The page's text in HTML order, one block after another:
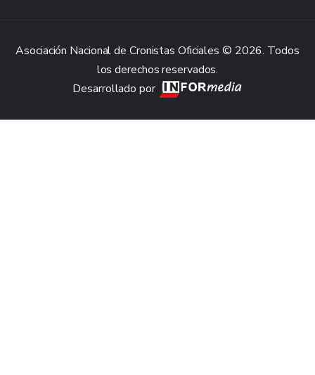
Asociación Nacional de Cronistas Oficiales © 2026. Todos
los derechos reservados.
Desarrollado por